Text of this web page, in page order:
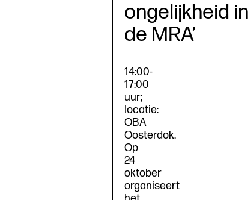
ongelijkheid in
de MRA’
14:00-
17:00
uur;
locatie:
OBA
Oosterdok.
Op
24
oktober
organiseert